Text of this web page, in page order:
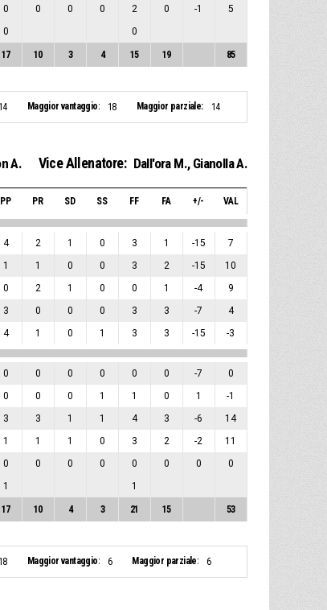
0 0 0 0 2 0 -1
5
0 0
17 10 3 4 15 19 85
14 Maggior vantaggio: 18 Maggior parziale: 14
A. Vice Allenatore: Dall'ora M., Gianolla A.
PP PR SD SS FF FA +/- VAL
4 2 1 0 3 1 -15 7
1 1 0 0 3 2 -15 10
0 2 1 0 0 1 -4 9
3 0 0 0 3 3 -7 4
4 1 0 1 3 3 -15 -3
0 0 0 0 0 0 -7 0
0 0 0 1 1 0 1 -1
3 3 1 1 4 3 -6 14
1 1 1 0 3 2 -2 11
0 0 0 0 0 0 0
0
1 1
17 10 4 3 21 15 53
18 Maggior vantaggio: 6 Maggior parziale: 6